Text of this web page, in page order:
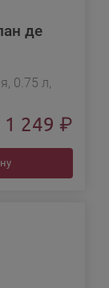
де
0.75 л,
1 249 ₽